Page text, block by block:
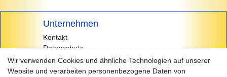
Unternehmen
Kontakt
Datenschutz
AGB
Impressum
Wir verwenden Cookies und ähnliche Technologien auf unserer
Website und verarbeiten personenbezogene Daten von